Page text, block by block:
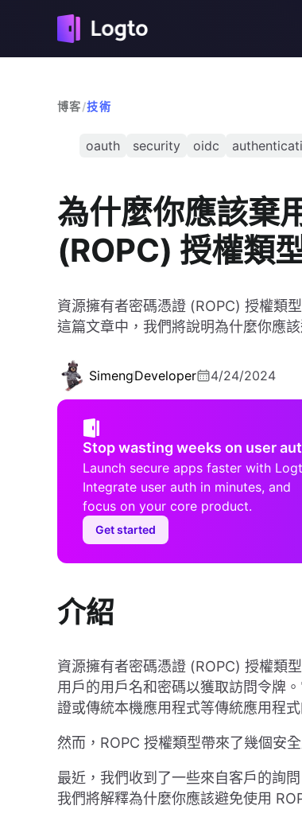
博客/技術
oauth security oidc
為什麼你應該棄
(ROPC) 授權類
資源擁有者密碼憑證 (ROPC) 授權類
這篇文章中，我們將說明為什麼你應
SimengDeveloper 4/24/2024
Stop wasting weeks on user
Launch secure apps faster with
Integrate user auth in minutes, and
focus on your core product.
Get started
介紹
資源擁有者密碼憑證 (ROPC) 授權類
用戶的用戶名和密碼以獲取訪問令牌
證或傳統本機應用程式等傳統應用程
然而，ROPC 授權類型帶來了幾個安
最近，我們收到了一些來自客戶的詢
我們將解釋為什麼你應該避免使用